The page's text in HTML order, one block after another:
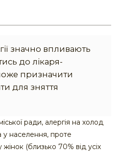
значно впливають
до лікаря-
призначити
для зняття
ради, алергія на холод
у населення, проте
жінок (близько 70% від усіх